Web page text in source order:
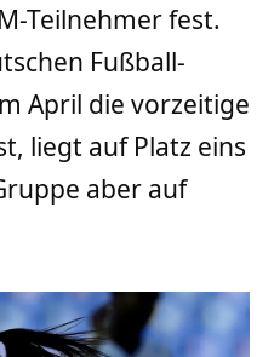
Teilnehmer fest.
Fußball-
April die vorzeitige
liegt auf Platz eins
aber auf